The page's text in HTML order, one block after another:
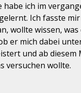
habe ich im
Ich fasste
wollte wissen,
er mich dabei
und ab diesem
versuchen wollte.